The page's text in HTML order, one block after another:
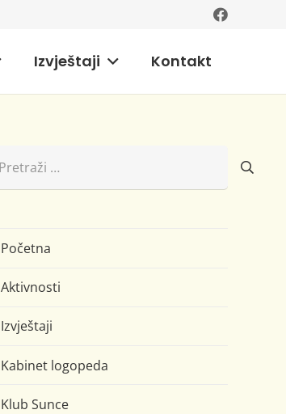
Izvještaji Kontakt
Početna
Aktivnosti
Izvještaji
Kabinet logopeda
Klub Sunce